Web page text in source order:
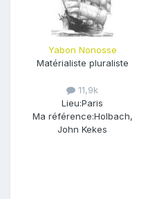
Yabon Nonosse
Matérialiste pluraliste
11,9k
Lieu:Paris
Ma référence:Holbach,
John Kekes